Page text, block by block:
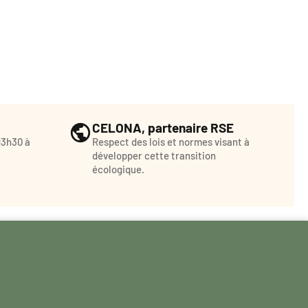
à
CELONA, partenaire RSE
Respect des lois et normes visant à
développer cette transition
écologique.